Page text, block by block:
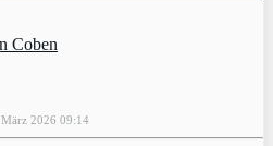
Coben
2026 09:14